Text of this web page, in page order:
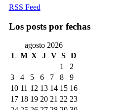
RSS Feed
Los posts por fechas
agosto 2026
L M X J V S D
1
2
3
4 5 6 7 8
9
10 11 12 13 14 15 16
17 18 19 20 21 22 23